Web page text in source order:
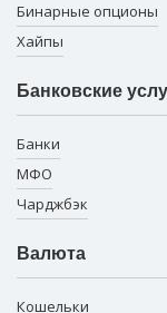
Бинарные опционы
Хайпы
Банковские
Банки
МФО
Чарджбэк
Валюта
Кошельки